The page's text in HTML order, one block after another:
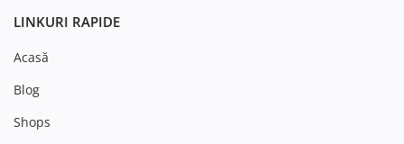
LINKURI RAPIDE
Acasă
Blog
Shops